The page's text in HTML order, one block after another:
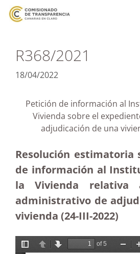
R368/2021
18/04/2022
Petición de información al
Vivienda sobre el
adjudicación de una
Resolución estimatoria
de información al
la Vivienda relativa
administrativo de
vivienda (24-III-2022)